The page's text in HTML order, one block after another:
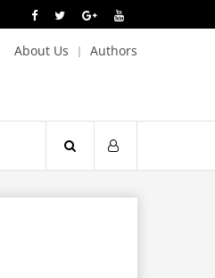
About Us Authors